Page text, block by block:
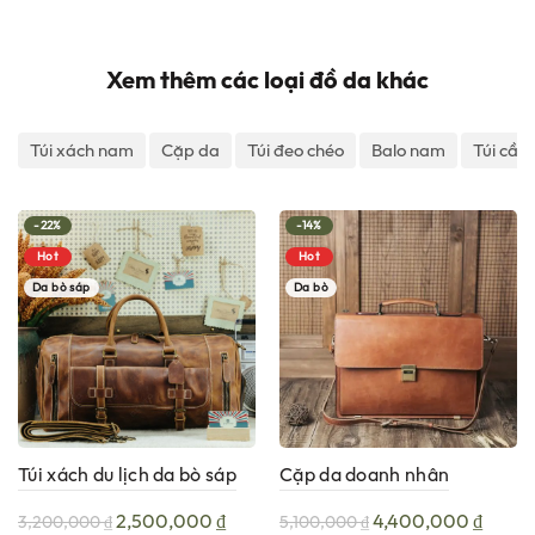
Xem thêm các loại đồ da khác
Túi xách nam Cặp da Túi đeo chéo Balo nam Túi
-22%
Hot
Da bò sáp
Túi xách du lịch da bò sáp
3,200,000₫Giá
2,500,000₫Giá
-14%
Hot
Da bò
Cặp da doanh nhân
5,100,000₫Giá
4,400,000₫Giá